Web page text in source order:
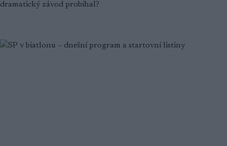
dramatický závod probíhal?